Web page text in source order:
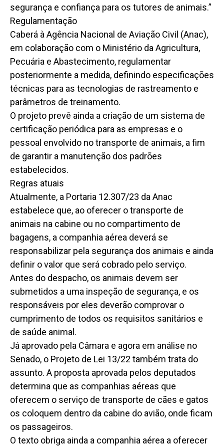
segurança e confiança para os tutores de animais.”
Regulamentação
Caberá à Agência Nacional de Aviação Civil (Anac),
em colaboração com o Ministério da Agricultura,
Pecuária e Abastecimento, regulamentar
posteriormente a medida, definindo especificações
técnicas para as tecnologias de rastreamento e
parâmetros de treinamento.
O projeto prevê ainda a criação de um sistema de
certificação periódica para as empresas e o
pessoal envolvido no transporte de animais, a fim
de garantir a manutenção dos padrões
estabelecidos.
Regras atuais
Atualmente, a Portaria 12.307/23 da Anac
estabelece que, ao oferecer o transporte de
animais na cabine ou no compartimento de
bagagens, a companhia aérea deverá se
responsabilizar pela segurança dos animais e ainda
definir o valor que será cobrado pelo serviço.
Antes do despacho, os animais devem ser
submetidos a uma inspeção de segurança, e os
responsáveis por eles deverão comprovar o
cumprimento de todos os requisitos sanitários e
de saúde animal.
Já aprovado pela Câmara e agora em análise no
Senado, o Projeto de Lei 13/22 também trata do
assunto. A proposta aprovada pelos deputados
determina que as companhias aéreas que
oferecem o serviço de transporte de cães e gatos
os coloquem dentro da cabine do avião, onde ficam
os passageiros.
O texto obriga ainda a companhia aérea a oferecer